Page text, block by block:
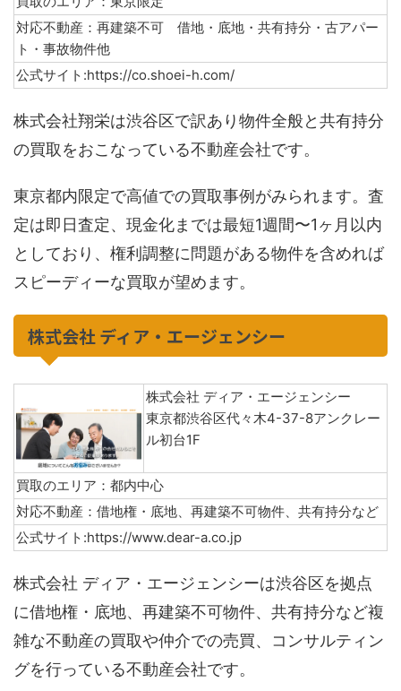
対応不動産：再建築不可 借地・底地・共有持分・古アパー
ト・事故物件他
公式サイト:https://co.shoei-h.com/
株式会社翔栄は渋谷区で訳あり物件全般と共有持分
の買取をおこなっている不動産会社です。
東京都内限定で高値での買取事例がみられます。査
定は即日査定、現金化までは最短1週間〜1ヶ月以内
としており、権利調整に問題がある物件を含めれば
スピーディーな買取が望めます。
株式会社 ディア・エージェンシー
株式会社 ディア・エージェンシー
東京都渋谷区代々木4-37-8アンクレー
ル初台1F
買取のエリア：都内中心
対応不動産：借地権・底地、再建築不可物件、共有持分など
公式サイト:https://www.dear-a.co.jp
株式会社 ディア・エージェンシーは渋谷区を拠点
に借地権・底地、再建築不可物件、共有持分など複
雑な不動産の買取や仲介での売買、コンサルティン
グを行っている不動産会社です。